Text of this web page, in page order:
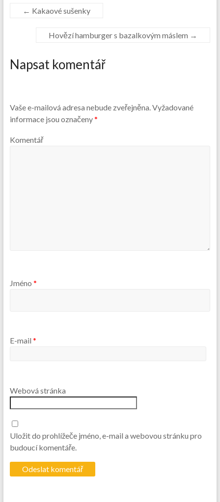
← Kakaové sušenky
Hovězí hamburger s bazalkovým máslem →
Napsat komentář
Vaše e-mailová adresa nebude zveřejněna.Vyžadované
informace jsou označeny*
Komentář
Jméno *
E-mail *
Webová stránka
Uložit do prohlížeče jméno, e-mail a webovou stránku pro
budoucí komentáře.